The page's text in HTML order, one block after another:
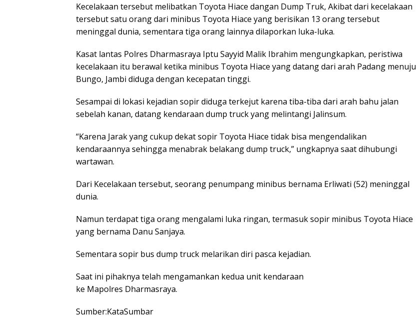
Kecelakaan tersebut melibatkan Toyota Hiace dangan Dump Truk, Akibat dari kecelakaan
tersebut satu orang dari minibus Toyota Hiace yang berisikan 13 orang tersebut
meninggal dunia, sementara tiga orang lainnya dilaporkan luka-luka.
Kasat lantas Polres Dharmasraya Iptu Sayyid Malik Ibrahim mengungkapkan, peristiwa
kecelakaan itu berawal ketika minibus Toyota Hiace yang datang dari arah Padang menuju
Bungo, Jambi diduga dengan kecepatan tinggi.
Sesampai di lokasi kejadian sopir diduga terkejut karena tiba-tiba dari arah bahu jalan
sebelah kanan, datang kendaraan dump truck yang melintangi Jalinsum.
“Karena Jarak yang cukup dekat sopir Toyota Hiace tidak bisa mengendalikan
kendaraannya sehingga menabrak belakang dump truck,” ungkapnya saat dihubungi
wartawan.
Dari Kecelakaan tersebut, seorang penumpang minibus bernama Erliwati (52) meninggal
dunia.
Namun terdapat tiga orang mengalami luka ringan, termasuk sopir minibus Toyota Hiace
yang bernama Danu Sanjaya.
Sementara sopir bus dump truck melarikan diri pasca kejadian.
Saat ini pihaknya telah mengamankan kedua unit kendaraan
ke Mapolres Dharmasraya.
Sumber:KataSumbar